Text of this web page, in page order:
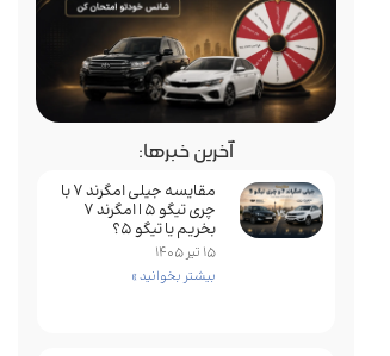
آخرین خبرها:
مقایسه جیلی امگرند 7 با
چری تیگو 5 | امگرند 7
بخریم یا تیگو 5؟
15 تیر 1405
بیشتر بخوانید »